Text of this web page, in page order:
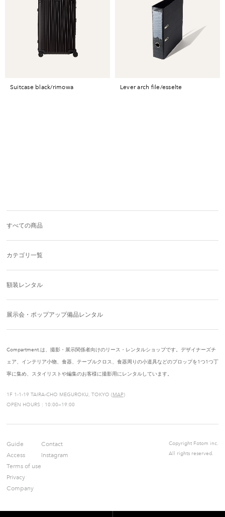
suitcase black/rimowa lever arch file/esselte
すべての商品
カテゴリ一覧
額装レンタル
展示会・ポップアップ備品レンタル
Compartment.は、撮影・展示関係者向けのリース・レンタルショップです。デザイナーズチ
ェア、インテリア小物、食器、テーブルクロス、食器周りの小道具などのプロップを1つ1つ丁
寧に集め、スタイリストや編集のお客様に撮影用にレンタルしています。
1F 1-1-19 TAIRA-CHO MEGUROKU, TOKYO (MAP)
OPEN HOURS : 10:00—19:00
Guide
Access
Terms of use
Privacy
Company
Contact
Instagram
Copyright Fotom inc.
All rights reserved.